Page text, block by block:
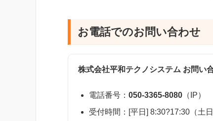
お電話でのお問い合わせ
株式会社平和テクノシステム お問い
電話番号：050-3365-8080 （IP）
受付時間：[平日] 8:30?17:30（土